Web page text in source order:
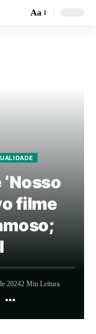
Aa
filme
20242 Min Leitura